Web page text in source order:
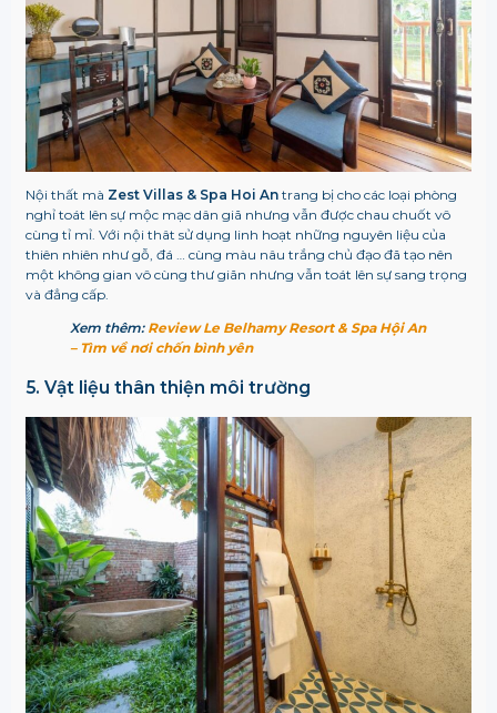
Nội thất mà Zest Villas & Spa Hoi Antrang bị cho các loại phòng
nghỉ toát lên sự mộc mạc dân giã nhưng vẫn được chau chuốt vô
cùng tỉ mỉ. Với nội thât sử dụng linh hoạt những nguyên liệu của
thiên nhiên như gỗ, đá … cùng màu nâu trắng chủ đạo đã tạo nên
một không gian vô cùng thư giãn nhưng vẫn toát lên sự sang trọng
và đẳng cấp.
Xem thêm: Review Le Belhamy Resort & Spa Hội An
– Tìm về nơi chốn bình yên
5. Vật liệu thân thiện môi trường